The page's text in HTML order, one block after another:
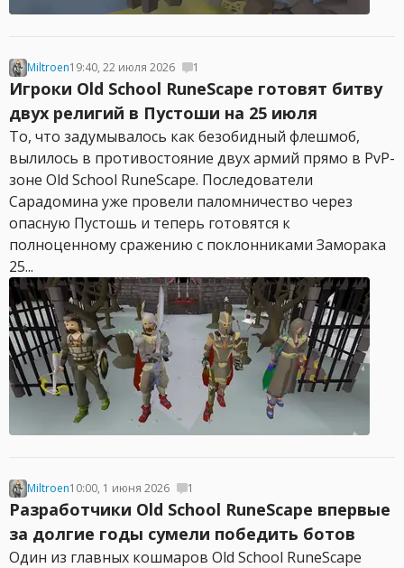
Miltroen19:40, 22 июля 2026 1
Игроки Old School RuneScape готовят битву
двух религий в Пустоши на 25 июля
То, что задумывалось как безобидный флешмоб,
вылилось в противостояние двух армий прямо в PvP-
зоне Old School RuneScape. Последователи
Сарадомина уже провели паломничество через
опасную Пустошь и теперь готовятся к
полноценному сражению с поклонниками Заморака
25...
Miltroen10:00, 1 июня 2026 1
Разработчики Old School RuneScape впервые
за долгие годы сумели победить ботов
Один из главных кошмаров Old School RuneScape